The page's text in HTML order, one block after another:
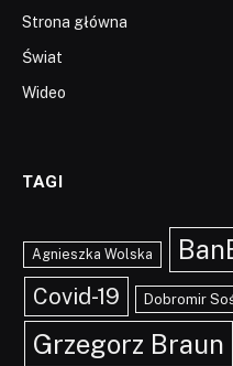
Strona główna
Świat
Wideo
TAGI
Agnieszka Wolska
Covid-19 Dobromir
Grzegorz Braun